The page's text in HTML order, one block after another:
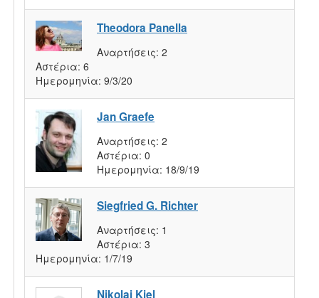
Theodora Panella
Αναρτήσεις: 2
Αστέρια: 6
Ημερομηνία: 9/3/20
Jan Graefe
Αναρτήσεις: 2
Αστέρια: 0
Ημερομηνία: 18/9/19
Siegfried G. Richter
Αναρτήσεις: 1
Αστέρια: 3
Ημερομηνία: 1/7/19
Nikolai Kiel